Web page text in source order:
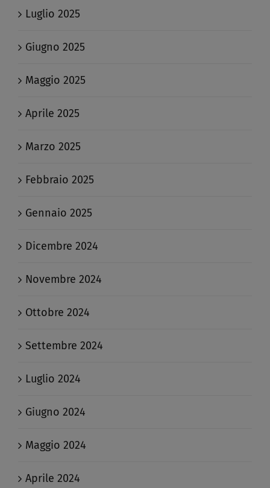
Luglio 2025
Giugno 2025
Maggio 2025
Aprile 2025
Marzo 2025
Febbraio 2025
Gennaio 2025
Dicembre 2024
Novembre 2024
Ottobre 2024
Settembre 2024
Luglio 2024
Giugno 2024
Maggio 2024
Aprile 2024